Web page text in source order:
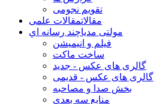
تقویم نجومی
مقالاتمقالات علمی
مولتی مدیاچند رسانه اي
فیلم و انیمیشن
ساخت ماکت
گالری های عکس - جدید
گالری های عکس - قدیمی
بخش صدا و مصاحبه
منابع سه بعدی